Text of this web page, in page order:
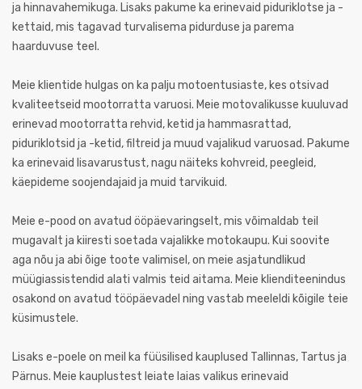
ja hinnavahemikuga. Lisaks pakume ka erinevaid piduriklotse ja -
kettaid, mis tagavad turvalisema pidurduse ja parema
haarduvuse teel.
Meie klientide hulgas on ka palju motoentusiaste, kes otsivad
kvaliteetseid mootorratta varuosi. Meie motovalikusse kuuluvad
erinevad mootorratta rehvid, ketid ja hammasrattad,
piduriklotsid ja -ketid, filtreid ja muud vajalikud varuosad. Pakume
ka erinevaid lisavarustust, nagu näiteks kohvreid, peegleid,
käepideme soojendajaid ja muid tarvikuid.
Meie e-pood on avatud ööpäevaringselt, mis võimaldab teil
mugavalt ja kiiresti soetada vajalikke motokaupu. Kui soovite
aga nõu ja abi õige toote valimisel, on meie asjatundlikud
müügiassistendid alati valmis teid aitama. Meie klienditeenindus
osakond on avatud tööpäevadel ning vastab meeleldi kõigile teie
küsimustele.
Lisaks e-poele on meil ka füüsilised kauplused Tallinnas, Tartus ja
Pärnus. Meie kauplustest leiate laias valikus erinevaid